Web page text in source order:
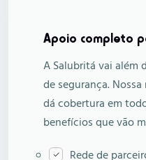
Apoio completo
A Salubritá vai além
de segurança.
dá cobertura em
benefícios que vão
Rede de